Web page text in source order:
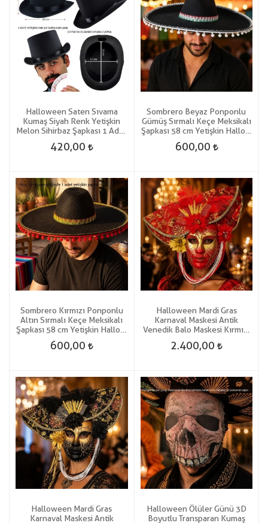
Halloween Saten Sıvama
Kumaş Siyah Renk Yetişkin
Melon Sihirbaz Şapkası 1 Adet
Gösteri
420,00
Sombrero Beyaz Ponponlu
Gümüş Sırmalı Keçe Meksikalı
Şapkası 58 cm Yetişkin Hallow
Hawaian
600,00
Sombrero Kırmızı Ponponlu
Altın Sırmalı Keçe Meksikalı
Şapkası 58 cm Yetişkin Hallow
600,00
Halloween Mardi Gras
Karnaval Maskesi Antik
Venedik Balo Maskesi Kırmızı
2.400,00
Halloween Mardi Gras
Karnaval Maskesi Antik
Halloween Ölüler Günü 3D
Boyutlu Transparan Kumaş